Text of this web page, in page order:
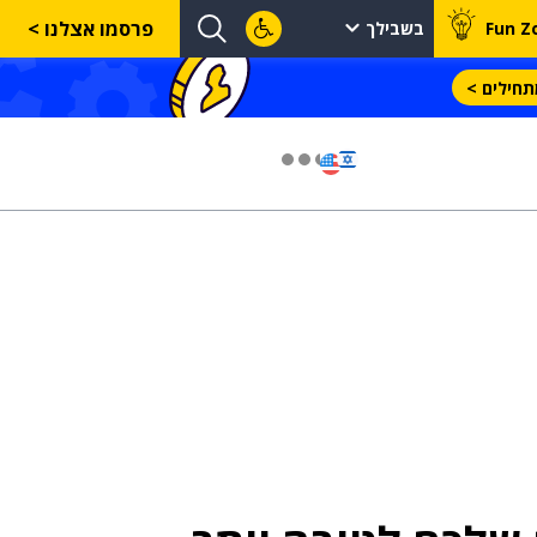
Fun בשבילך פרסמו אצלנו >
>